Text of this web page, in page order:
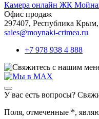
Камера онлайн ЖК
Офис продаж
297407, Республика Крым,
sales@moynaki-crimea.ru
+7 978 938 4 888
У вас есть вопросы?
Поля, отмеченные *,